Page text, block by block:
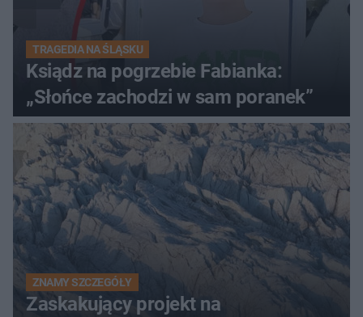
TRAGEDIA NA ŚLĄSKU
Ksiądz na pogrzebie Fabianka:
„Słońce zachodzi w sam poranek”
ZNAMY SZCZEGÓŁY
Zaskakujący projekt na